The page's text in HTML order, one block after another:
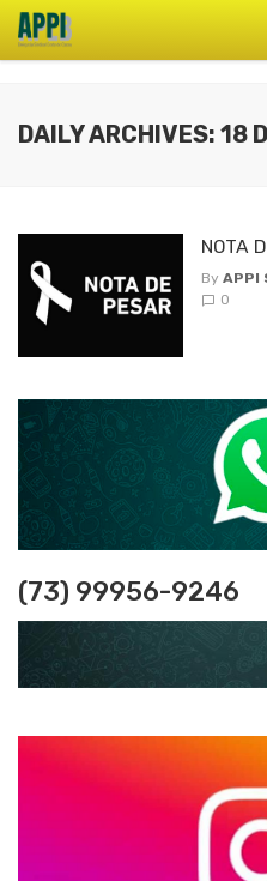
DAILY ARCHIVES: 18
NOTA
By APPI
0
(73) 99956-9246